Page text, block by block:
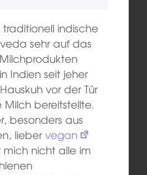
indische
sehr auf das
Indien seit jeher
vor der Tür
bereitstellte.
besonders aus
liebervegan
nicht alle im